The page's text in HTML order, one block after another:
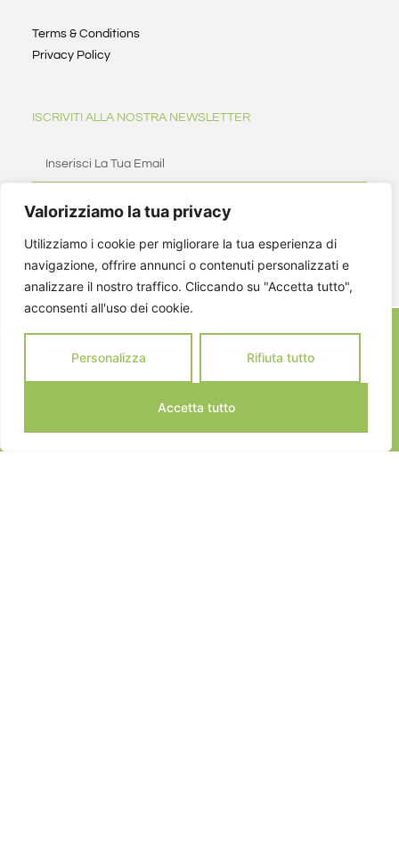
Valorizziamo la tua privacy
Utilizziamo i cookie per migliorare la tua esperienza di
navigazione, offrire annunci o contenuti personalizzati e
analizzare il nostro traffico. Cliccando su "Accetta tutto",
acconsenti all'uso dei cookie.
Personalizza Rifiuta tutto
Accetta tutto
Terms & Conditions
Privacy Policy
ISCRIVITI ALLA NOSTRA NEWSLETTER